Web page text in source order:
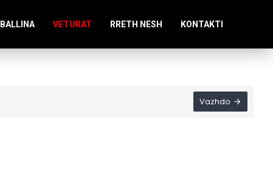
BALLINA VETURAT RRETH NESH KONTAKTI
Vazhdo